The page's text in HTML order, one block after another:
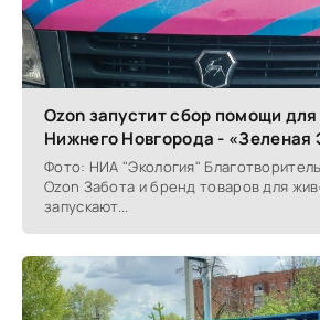
Ozon запустит сбор помощи
Нижнего Новгорода - «Зеленая
Фото: НИА "Экология"
Ozon Забота и бренд товаров для
запускают...